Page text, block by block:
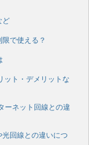
ど
で使える？
ット・デメリットな
ーネット回線との違
回線との違いにつ